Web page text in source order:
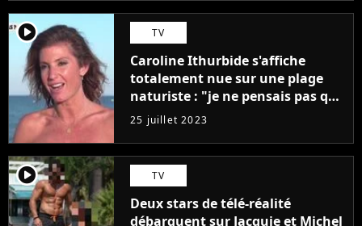
player2 TV
Caroline Ithurbide s'affiche
totalement nue sur une plage
naturiste : "je ne pensais pas que
j'arriverais à le faire..."
25 juillet 2023
player2 TV
Deux stars de télé-réalité
débarquent sur Jacquie et Michel